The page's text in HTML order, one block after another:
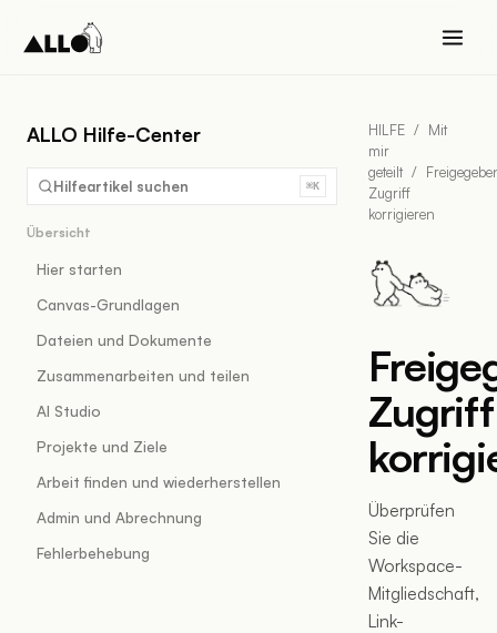
ALLO Hilfe-Center
Hilfeartikel suchen ⌘K
Übersicht
Hier starten
Canvas-Grundlagen
Dateien und Dokumente
Zusammenarbeiten und teilen
AI Studio
Projekte und Ziele
Arbeit finden und wiederherstellen
Admin und Abrechnung
Fehlerbehebung
HILFE / Mit
mir
geteilt /
Zugriff
korrigieren
Zugriff
Überprüfen
Sie die
Workspace-
Mitgliedschaft,
Link-